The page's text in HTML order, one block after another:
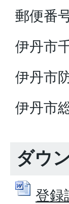
郵便番
伊丹市
伊丹市
伊丹市
ダウ
登録